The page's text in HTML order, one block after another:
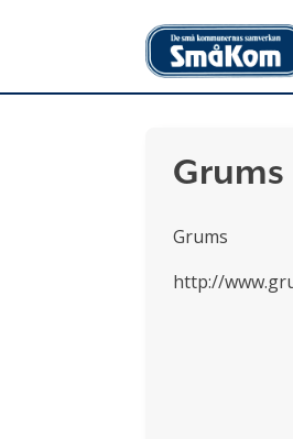
Grums
Grums
http://